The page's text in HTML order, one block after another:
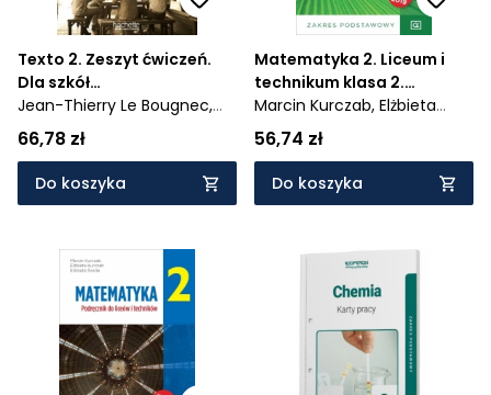
Texto 2. Zeszyt ćwiczeń.
Dla szkół
ponadpodstawowych
Jean-Thierry Le Bougnec,
Marie-Jose Lopes
66,78 zł
Do koszyka
Matematyka 2. Liceum i
technikum klasa 2.
Podręcznik. Zakres
Marcin Kurczab, Elżbieta
Kurczab,
56,74 zł
Do koszyka